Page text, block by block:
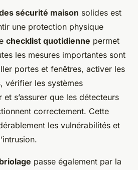
sécurité maison solides est
une protection physique
checklist quotidienne permet
les mesures importantes sont
portes et fenêtres, activer les
vérifier les systèmes
et s’assurer que les détecteurs
correctement. Cette
les vulnérabilités et
passe également par la